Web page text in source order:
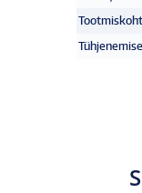
Tootmiskoht